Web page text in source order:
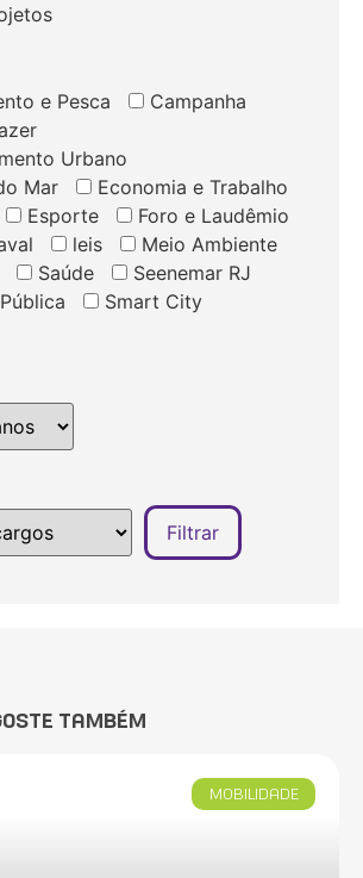
e Pesca
Campanha
Urbano
Mar
Economia e Trabalho
Esporte
Foro e Laudêmio
leis
Meio Ambiente
Saúde
Seenemar RJ
Smart City
TAMBÉM
MOBILIDADE